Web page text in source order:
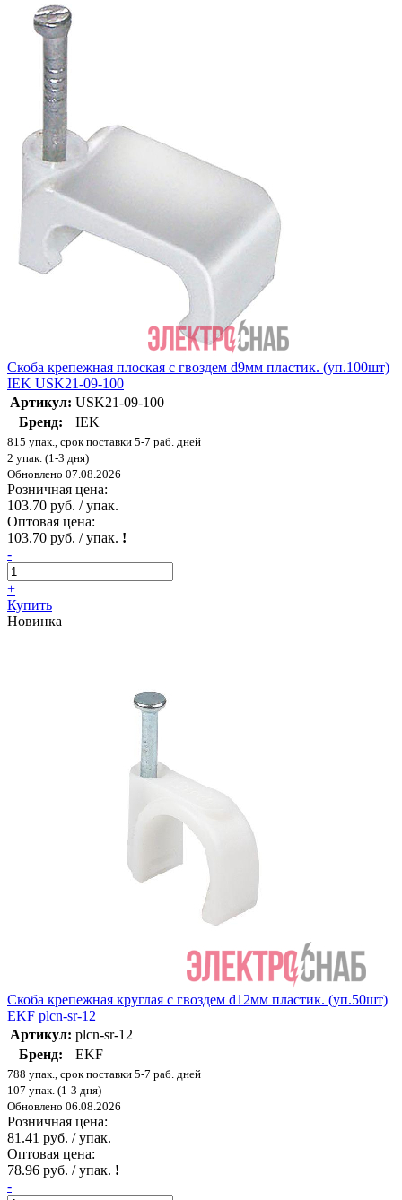
Скоба крепежная плоская с гвоздем d9мм пластик. (уп.100шт)
IEK USK21-09-100
Артикул: USK21-09-100
Бренд:
IEK
815 упак., срок поставки 5-7 раб. дней
2 упак. (1-3 дня)
Обновлено 07.08.2026
Розничная цена:
103.70 руб. / упак.
Оптовая цена:
103.70 руб. / упак. !
-
+
Купить
Новинка
Скоба крепежная круглая с гвоздем d12мм пластик. (уп.50шт)
EKF plcn-sr-12
Артикул: plcn-sr-12
Бренд:
EKF
788 упак., срок поставки 5-7 раб. дней
107 упак. (1-3 дня)
Обновлено 06.08.2026
Розничная цена:
81.41 руб. / упак.
Оптовая цена:
78.96 руб. / упак. !
-